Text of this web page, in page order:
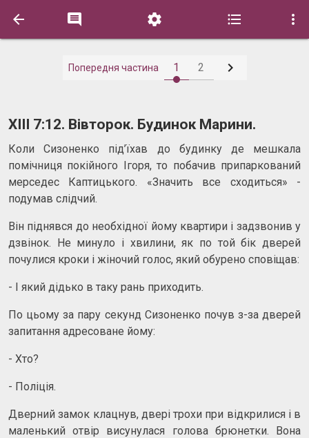
    
Попередня частина 1 2 
ХIII 7:12. Вівторок. Будинок Марини.
Коли Сизоненко під’їхав до будинку де мешкала
помічниця покійного Ігоря, то побачив припаркований
мерседес Каптицького. «Значить все сходиться» -
подумав слідчий.
Він піднявся до необхідної йому квартири і задзвонив у
дзвінок. Не минуло і хвилини, як по той бік дверей
почулися кроки і жіночий голос, який обурено сповіщав:
- І який дідько в таку рань приходить.
По цьому за пару секунд Сизоненко почув з-за дверей
запитання адресоване йому:
- Хто?
- Поліція.
Дверний замок клацнув, двері трохи при відкрилися і в
маленький отвір висунулася голова брюнетки. Вона